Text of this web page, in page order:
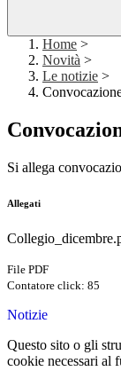
Home >
Novità >
Le notizie >
Si allega
Allegati
File PDF
Contatore click: 85
Notizie
Questo sito o gli
cookie necessari al